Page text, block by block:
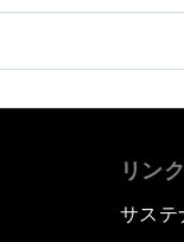
リンク
サステ